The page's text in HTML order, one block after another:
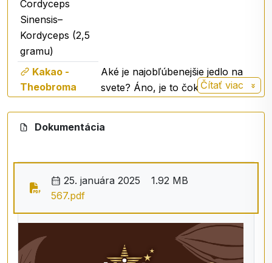
Cordyceps
Sinensis–
Kordyceps (2,5
gramu)
Kakao -
Theobroma
Aké je najobľúbenejšie jedlo na
svete? Áno, je to čokoláda.
Číne nazývaná aj ako "
Cordyceps
Sinensis–
Cordyceps bol dlhú dobu
hlavnou položkou tradičnej
Čítať viac
Dokumentácia
25. januára 2025
1.92 MB
567.pdf